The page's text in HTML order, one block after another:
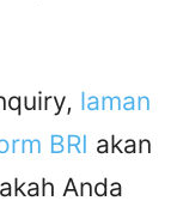
laman
BRI akan
Anda